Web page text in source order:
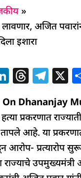
अजित
इशारा
Li
k
e
dI
n
T
re
a
d
s
T
e
g
ra
m
X
Dhananjay
प्रकरणात
आहे. या प्रकरणात
आरोप- प्रत्यारोप
उपमुख्यमंत्री